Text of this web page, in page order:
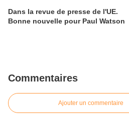
Dans la revue de presse de l'UE.
Bonne nouvelle pour Paul Watson
Commentaires
Ajouter un commentaire